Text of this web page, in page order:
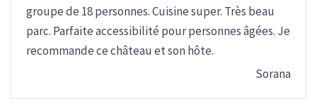
groupe de 18 personnes. Cuisine super. Très beau
parc. Parfaite accessibilité pour personnes âgées. Je
recommande ce château et son hôte.
Sorana